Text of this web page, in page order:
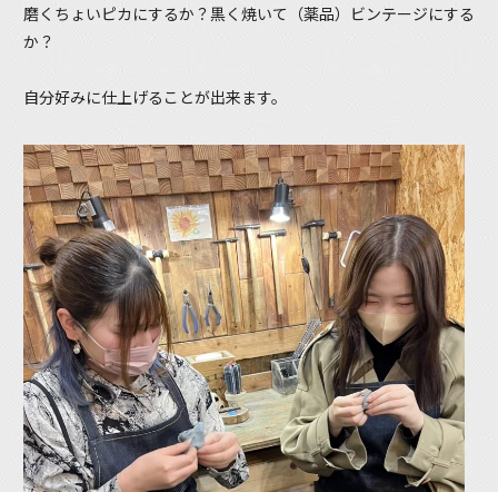
磨くちょいピカにするか？黒く焼いて（薬品）ビンテージにする
か？
自分好みに仕上げることが出来ます。